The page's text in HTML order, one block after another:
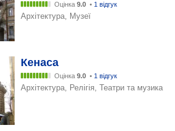
Оцінка 9.0 • 1 відгук
Архітектура, Музеї
Кенаса
Оцінка 9.0 • 1 відгук
Архітектура, Релігія, Театри та музика